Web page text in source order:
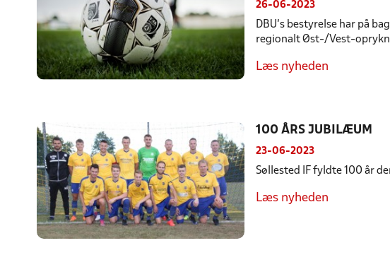
26-06-2023
DBU’s bestyrelse har på
regionalt Øst-/Vest-
Læs nyheden
100 ÅRS JUBILÆUM
23-06-2023
Søllested IF fyldte 100 år
Læs nyheden